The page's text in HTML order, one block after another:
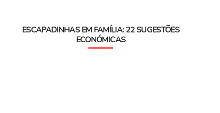
ESCAPADINHAS EM FAMÍLIA: 22 SUGESTÕES
ECONÓMICAS